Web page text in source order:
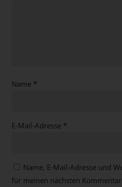
Name *
E-Mail-Adresse *
Name, E-Mail-Adresse und
für meinen nächsten